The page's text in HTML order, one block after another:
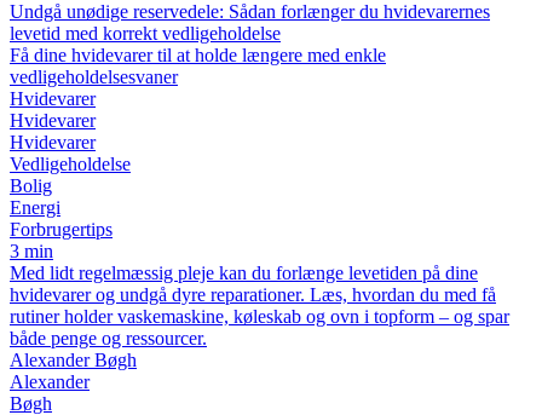
Undgå unødige reservedele: Sådan forlænger du hvidevarernes
levetid med korrekt vedligeholdelse
Få dine hvidevarer til at holde længere med enkle
vedligeholdelsesvaner
Hvidevarer
Hvidevarer
Hvidevarer
Vedligeholdelse
Bolig
Energi
Forbrugertips
3 min
Med lidt regelmæssig pleje kan du forlænge levetiden på dine
hvidevarer og undgå dyre reparationer. Læs, hvordan du med få
rutiner holder vaskemaskine, køleskab og ovn i topform – og spar
både penge og ressourcer.
Alexander Bøgh
Alexander
Bøgh